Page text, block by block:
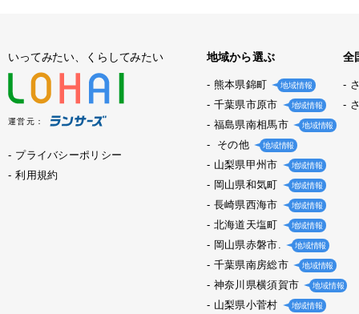
いってみたい、くらしてみたい
運営元：
プライバシーポリシー
利用規約
地域から選ぶ
熊本県錦町 地域情報
千葉県市原市 地域情報
福島県南相馬市 地域情報
その他 地域情報
山梨県甲州市 地域情報
岡山県和気町 地域情報
長崎県西海市 地域情報
北海道天塩町 地域情報
岡山県赤磐市. 地域情報
千葉県南房総市 地域情報
神奈川県横須賀市 地域情報
山梨県小菅村 地域情報
全